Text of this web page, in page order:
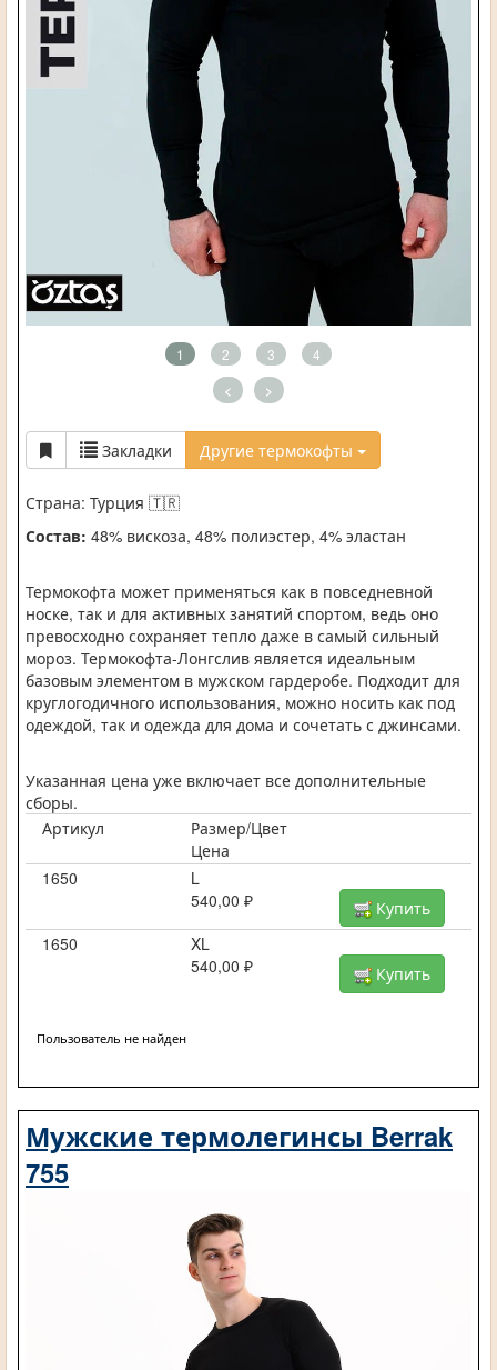
1 2 3 4
< >
Закладки Другие термокофты
Страна: Турция 🇹🇷
Состав: 48% вискоза, 48% полиэстер, 4% эластан
Термокофта может применяться как в повседневной
носке, так и для активных занятий спортом, ведь оно
превосходно сохраняет тепло даже в самый сильный
мороз. Термокофта-Лонгслив является идеальным
базовым элементом в мужском гардеробе. Подходит для
круглогодичного использования, можно носить как под
одеждой, так и одежда для дома и сочетать с джинсами.
Указанная цена уже включает все дополнительные
сборы.
Артикул
Размер/Цвет
Цена
1650
L
540,00 ₽
Купить
1650
XL
540,00 ₽
Купить
Пользователь не найден
Мужские термолегинсы Berrak
755